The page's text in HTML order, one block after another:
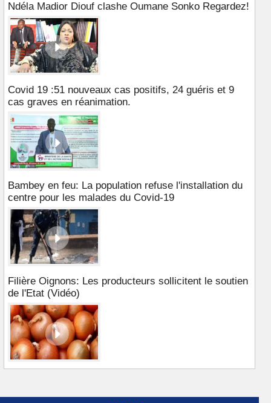
Ndéla Madior Diouf clashe Oumane Sonko Regardez!
Covid 19 :51 nouveaux cas positifs, 24 guéris et 9
cas graves en réanimation.
Bambey en feu: La population refuse l'installation du
centre pour les malades du Covid-19
Filière Oignons: Les producteurs sollicitent le soutien
de l'Etat (Vidéo)